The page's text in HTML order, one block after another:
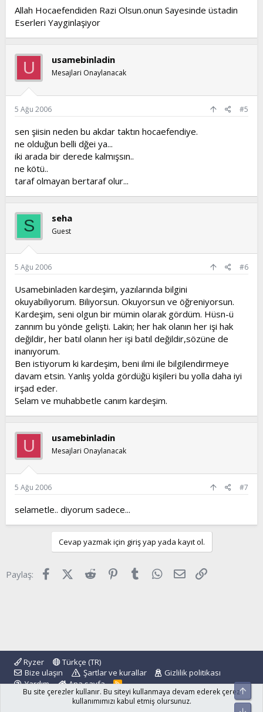
Allah Hocaefendiden Razi Olsun.onun Sayesinde üstadin
Eserleri Yayginlaşiyor
U usamebinladin
Mesajlari Onaylanacak
5 Ağu 2006 #5
sen şiisin neden bu akdar taktın hocaefendiye.
ne olduğun belli dğei ya...
iki arada bir derede kalmışsın..
ne kötü..
taraf olmayan bertaraf olur...
S seha
Guest
5 Ağu 2006 #6
Usamebinladen kardeşim, yazılarında bilgini
okuyabiliyorum. Biliyorsun. Okuyorsun ve öğreniyorsun.
Kardeşim, seni olgun bir mümin olarak gördüm. Hüsn-ü
zannım bu yönde gelişti. Lakin; her hak olanın her işi hak
değildir, her batıl olanın her işi batıl değildir,sözüne de
inanıyorum.
Ben istiyorum ki kardeşim, beni ilmi ile bilgilendirmeye
davam etsin. Yanlış yolda gördüğü kişileri bu yolla daha iyi
irşad eder.
Selam ve muhabbetle canım kardeşim.
U usamebinladin
Mesajlari Onaylanacak
5 Ağu 2006 #7
selametle.. diyorum sadece...
Cevap yazmak için giriş yap yada kayıt ol.
Paylaş: FacebookX (Twitter)
Reddit Pinterest
Tumblr WhatsApp
E-posta
Ryzer
Türkçe (TR)
Bize ulaşın
Şartlar ve kurallar
Gizlilik politikası
Yardım
Ana sayfa
R
S
S
Bu site çerezler kullanır. Bu siteyi kullanmaya devam ederek çerez
kullanımımızı kabul etmiş olursunuz.
Üst